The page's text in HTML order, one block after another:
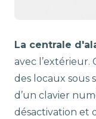
La centrale
avec l’extérieur.
des locaux sous
d’un clavier
désactivation et